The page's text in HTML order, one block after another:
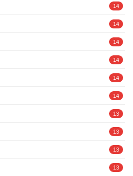
14
14
14
14
14
14
13
13
13
13